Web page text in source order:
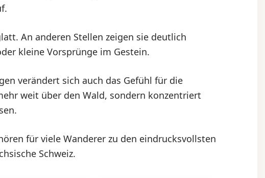
An anderen Stellen zeigen sie deutlich
kleine Vorsprünge im Gestein.
verändert sich auch das Gefühl für die
weit über den Wald, sondern konzentriert
für viele Wanderer zu den eindrucksvollsten
Schweiz.